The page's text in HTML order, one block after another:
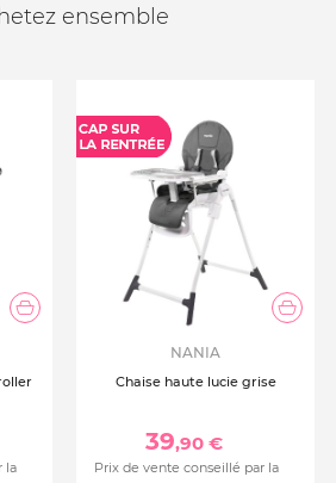
ensemble
la
NANIA
Chaise haute lucie grise
39,90 €
Prix de vente conseillé par la